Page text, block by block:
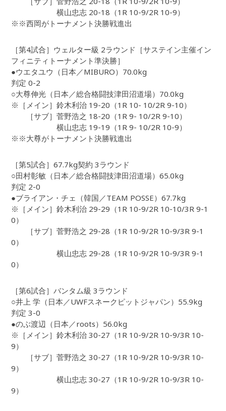
横山忠志 20-18（1R 10-9/2R 10-9）
※※西岡がトーナメント決勝戦進出
［第4試合］ウェルター級 2ラウンド［サステイン主催イン
フィニティトーナメント準決勝］
●ウエタユウ（日本／MIBURO）70.0kg
判定 0-2
○大尊伸光（日本／総合格闘技津田沼道場）70.0kg
※［メイン］鈴木利治 19-20（1R 10- 10/2R 9-10）
［サブ］菅野浩之 18-20（1R 9- 10/2R 9-10）
横山忠志 19-19（1R 9- 10/2R 10-9）
※※大尊がトーナメント決勝戦進出
［第5試合］67.7kg契約 3ラウンド
○田村彰敏（日本／総合格闘技津田沼道場）65.0kg
判定 2-0
●ブライアン・チェ（韓国／TEAM POSSE）67.7kg
※［メイン］鈴木利治 29-29（1R 10-9/2R 10-10/3R 9-1
0）
［サブ］菅野浩之 29-28（1R 10-9/2R 10-9/3R 9-1
0）
横山忠志 29-28（1R 10-9/2R 10-9/3R 9-1
0）
［第6試合］バンタム級 3ラウンド
○井上 学（日本／UWFスネークピットジャパン）55.9kg
判定 3-0
●のぶ渡辺（日本／roots）56.0kg
※［メイン］鈴木利治 30-27（1R 10-9/2R 10-9/3R 10-
9）
［サブ］菅野浩之 30-27（1R 10-9/2R 10-9/3R 10-
9）
横山忠志 30-27（1R 10-9/2R 10-9/3R 10-
9）